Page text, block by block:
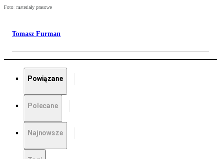
Foto: materiały prasowe
Tomasz Furman
Powiązane
Polecane
Najnowsze